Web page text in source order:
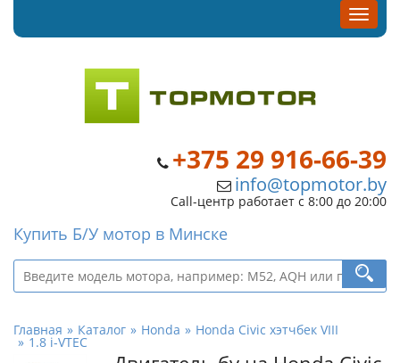
+375 29 916-66-39
info@topmotor.by
Call-центр работает с 8:00 до 20:00
Купить Б/У мотор в Минске
Главная Каталог Honda Honda Civic хэтчбек VIII
1.8 i-VTEC